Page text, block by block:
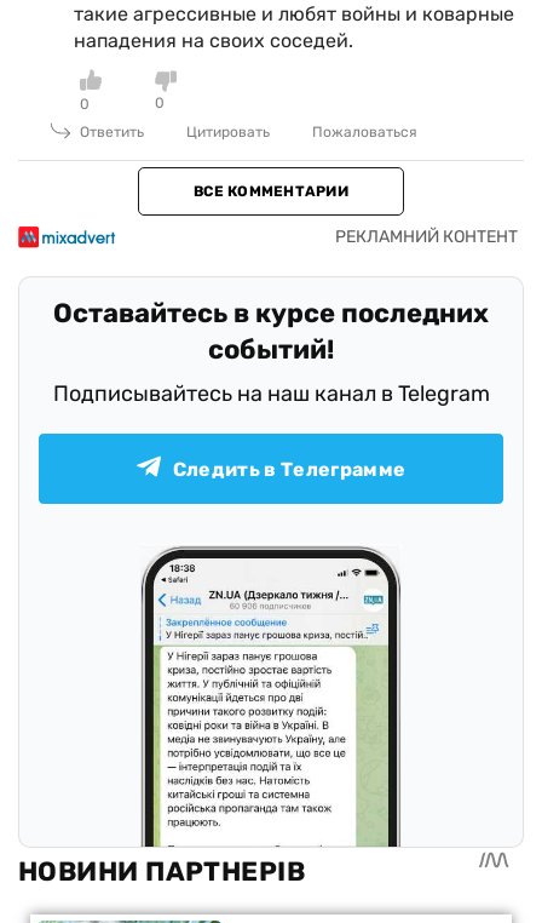
такие агрессивные и любят войны и коварные
нападения на своих соседей.
0
0
Ответить
Цитировать Пожаловаться
ВСЕ КОММЕНТАРИИ
Оставайтесь в курсе последних
событий!
Подписывайтесь на наш канал в Telegram
Следить в Телеграмме